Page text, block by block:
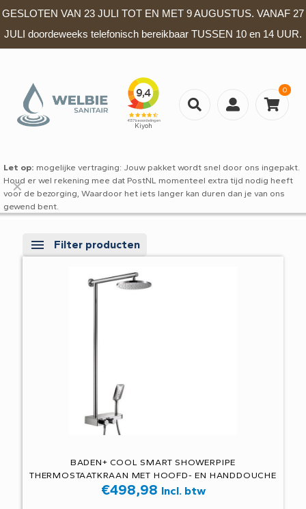
GESLOTEN VAN 23 JULI TOT EN MET 9 AUGUSTUS. VANAF 27
JULI doordeweeks telefonisch bereikbaar TUSSEN 10 en 14 UUR.
0
Let op: mogelijke vertraging: Jouw pakket wordt snel door ons ingepakt.
Houd er wel rekening mee dat PostNL momenteel extra tijd nodig heeft
voor de bezorging, Waardoor het iets langer kan duren dan je van ons
gewend bent.
✕
Filter producten
BADEN+ COOL SMART SHOWERPIPE
THERMOSTAATKRAAN MET HOOFD- EN HANDDOUCHE
€498,98 Incl. btw